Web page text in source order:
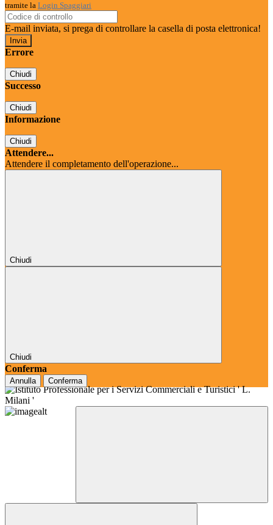
tramite la Login Spaggiari
E-mail inviata, si prega di controllare la casella di posta elettronica!
Errore
Chiudi
Successo
Chiudi
Informazione
Chiudi
Attendere...
Attendere il completamento dell'operazione...
Chiudi
Chiudi
Conferma
Annulla Conferma